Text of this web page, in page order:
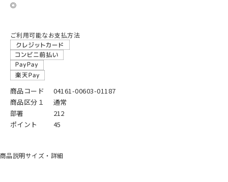
◎
ご利用可能なお支払方法
商品コード
04161-00603-01187
商品区分１
通常
部署
212
ポイント
45
商品説明サイズ・詳細